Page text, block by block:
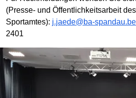
(Presse- und Öffentlichkeitsarbeit
Sportamtes): j.jaede@ba-
2401